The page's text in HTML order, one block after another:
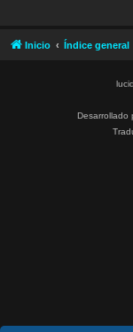
Inicio Índice general
Desarrollado